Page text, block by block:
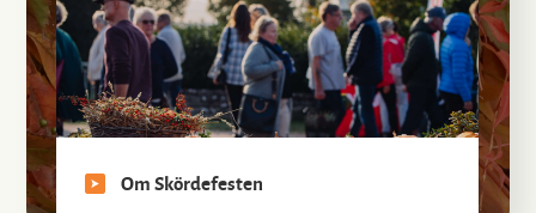
Om Skördefesten